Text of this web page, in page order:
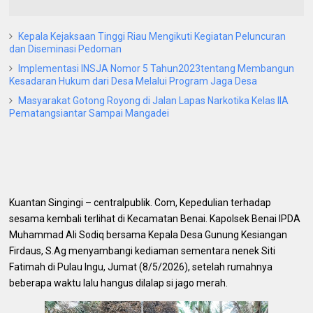
Kepala Kejaksaan Tinggi Riau Mengikuti Kegiatan Peluncuran
dan Diseminasi Pedoman
Implementasi INSJA Nomor 5 Tahun2023tentang Membangun
Kesadaran Hukum dari Desa Melalui Program Jaga Desa
Masyarakat Gotong Royong di Jalan Lapas Narkotika Kelas IIA
Pematangsiantar Sampai Mangadei
Kuantan Singingi – centralpublik. Com, Kepedulian terhadap
sesama kembali terlihat di Kecamatan Benai. Kapolsek Benai IPDA
Muhammad Ali Sodiq bersama Kepala Desa Gunung Kesiangan
Firdaus, S.Ag menyambangi kediaman sementara nenek Siti
Fatimah di Pulau Ingu, Jumat (8/5/2026), setelah rumahnya
beberapa waktu lalu hangus dilalap si jago merah.